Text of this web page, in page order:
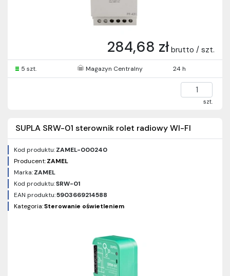
284,68 zł brutto / szt.
5 szt. Magazyn Centralny 24 h
szt.
SUPLA SRW-01 sterownik rolet radiowy WI-FI
Kod produktu:ZAMEL-000240
Producent:ZAMEL
Marka:ZAMEL
Kod produktu:SRW-01
EAN produktu:5903669214588
Kategoria:Sterowanie oświetleniem